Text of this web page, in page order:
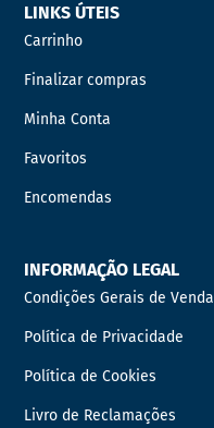
LINKS ÚTEIS
Carrinho
Finalizar compras
Minha Conta
Favoritos
Encomendas
INFORMAÇÃO LEGAL
Condições Gerais de Venda
Política de Privacidade
Política de Cookies
Livro de Reclamações